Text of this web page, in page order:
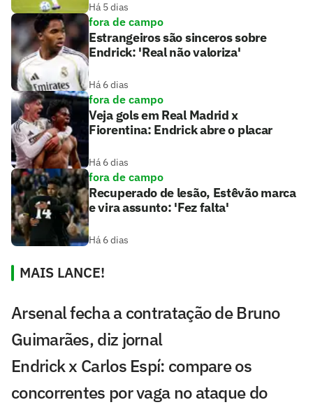
Há 5 dias
fora de campo
Estrangeiros são sinceros sobre
Endrick: 'Real não valoriza'
Há 6 dias
fora de campo
Veja gols em Real Madrid x
Fiorentina: Endrick abre o placar
Há 6 dias
fora de campo
Recuperado de lesão, Estêvão marca
e vira assunto: 'Fez falta'
Há 6 dias
MAIS LANCE!
Arsenal fecha a contratação de Bruno
Guimarães, diz jornal
Endrick x Carlos Espí: compare os
concorrentes por vaga no ataque do